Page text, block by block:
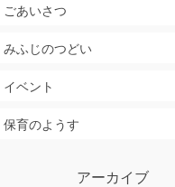
ごあいさつ
みふじのつどい
イベント
保育のようす
アーカイブ